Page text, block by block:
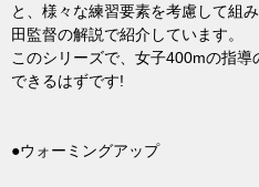
と、様々な練習要素を考慮して組
田監督の解説で紹介しています。
このシリーズで、女子400mの指
できるはずです!
●ウォーミングアップ